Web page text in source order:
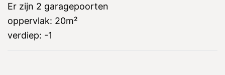
Er zijn 2 garagepoorten
oppervlak: 20m²
verdiep: -1